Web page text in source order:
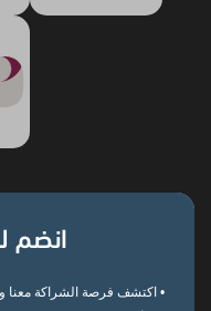
انضم
• اكتشف فرصة الشراكة معنا